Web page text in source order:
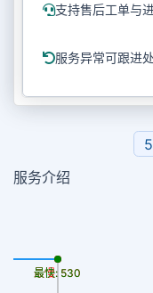
支持售后工单与
服务异常可跟进
服务介绍
最慢: 530
最快: 530